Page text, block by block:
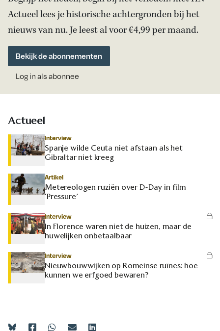
Actueel lees je historische achtergronden bij het
nieuws van nu. Je leest al voor €4,99 per maand.
Bekijk de abonnementen
Log in als abonnee
Actueel
Interview
Spanje wilde Ceuta niet afstaan als het
Gibraltar niet kreeg
Artikel
Metereologen ruziën over D-Day in film
‘Pressure’
Interview
In Florence waren niet de huizen, maar de
huwelijken onbetaalbaar
Interview
Nieuwbouwwijken op Romeinse ruïnes: hoe
kunnen we erfgoed bewaren?